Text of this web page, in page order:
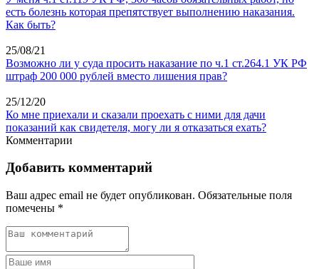
есть болезнь которая препятствует выполнению наказания.
Как быть?
25/08/21
Возможно ли у суда просить наказание по ч.1 ст.264.1 УК РФ
штраф 200 000 рублей вместо лишения прав?
25/12/20
Ко мне приехали и сказали проехать с ними для дачи
показаний как свидетеля, могу ли я отказаться ехать?
Комментарии
Добавить комментарий
Ваш адрес email не будет опубликован. Обязательные поля
помечены *